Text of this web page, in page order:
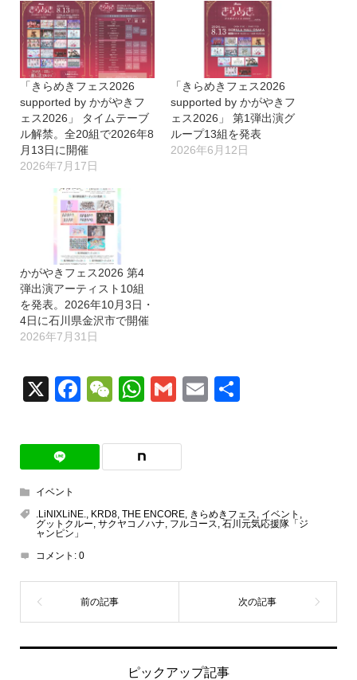
み
中…
「きらめきフェス2026
supported by かがやきフ
ェス2026」 タイムテーブ
ル解禁。全20組で2026年8
月13日に開催
2026年7月17日
「きらめきフェス2026
supported by かがやきフ
ェス2026」 第1弾出演グ
ループ13組を発表
2026年6月12日
かがやきフェス2026 第4
弾出演アーティスト10組
を発表。2026年10月3日・
4日に石川県金沢市で開催
2026年7月31日
X Facebook
WeChat
WhatsApp
GmailEmail
イベント
.LiNIXLiNE., KRD8, THE ENCORE, きらめきフェス, イベント ,
グットクルー, サクヤコノハナ, フルコース, 石川元気応援隊「ジ
ャンピン」
コメント: 0
ピックアップ記事